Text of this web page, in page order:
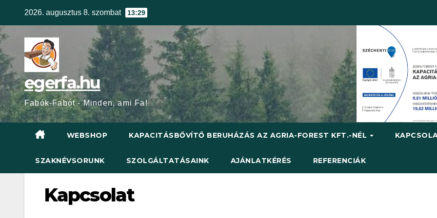
content
2026. augusztus 8. szombat 13:29
egerfa.hu
Fabók-Fabót - Minden, ami Fa!
WEBSHOP KAPACITÁSBŐVÍTŐ BERUHÁZÁS AZ AGRIA-FOREST KFT.-NÉL
SZAKNÉVSORUNK SZOLGÁLTATÁSAINK AJÁNLATKÉRÉS REFERENCIÁK
Kapcsolat